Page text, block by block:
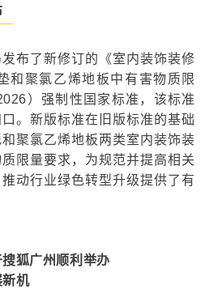
布了新修订的《室内装饰装修
和聚氯乙烯地板中有害物质限
）强制性国家标准，该标准
。新版标准在旧版标准的基础
和聚氯乙烯地板两类室内装饰装
限量要求，为规范并提高相关
动行业绿色转型升级提供了有
狐广州顺利举办
新机